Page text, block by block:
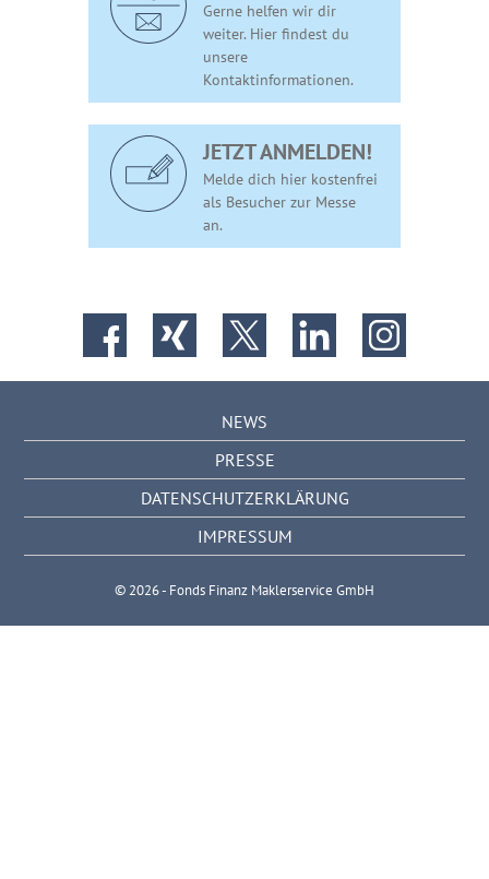
Gerne helfen wir dir
weiter. Hier findest du
unsere
Kontaktinformationen.
JETZT ANMELDEN!
Melde dich hier kostenfrei
als Besucher zur Messe
an.
NEWS
PRESSE
DATENSCHUTZERKLÄRUNG
IMPRESSUM
© 2026 - Fonds Finanz Maklerservice GmbH